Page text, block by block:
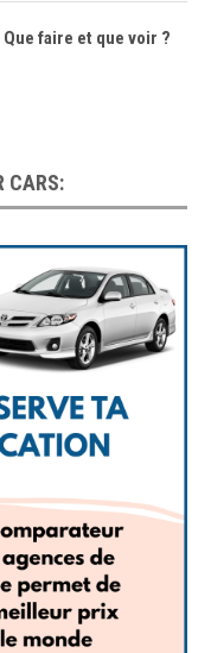
faire et que voir ?
CARS: